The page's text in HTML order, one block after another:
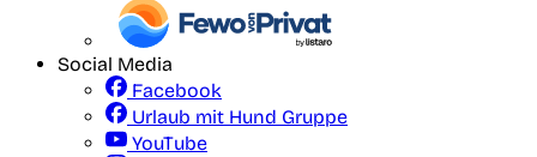
Social Media
Facebook
Urlaub mit Hund Gruppe
YouTube